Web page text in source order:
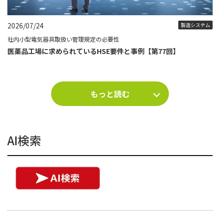
2026/07/24 製造システム
社内小型電気器具取扱い管理規定の必要性
医薬品工場に求められているHSE要件と事例【第77回】
もっと読む
AI検索